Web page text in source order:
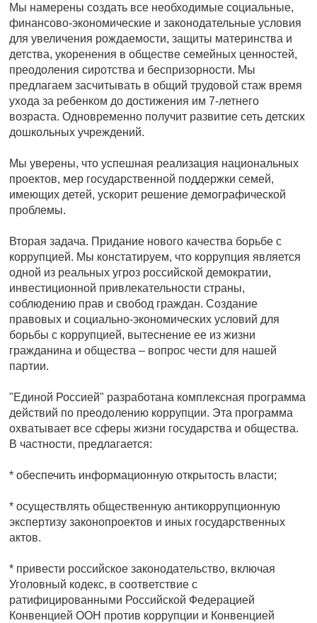
Мы намерены создать все необходимые социальные,
финансово-экономические и законодательные условия
для увеличения рождаемости, защиты материнства и
детства, укоренения в обществе семейных ценностей,
преодоления сиротства и беспризорности. Мы
предлагаем засчитывать в общий трудовой стаж время
ухода за ребенком до достижения им 7-летнего
возраста. Одновременно получит развитие сеть детских
дошкольных учреждений.
Мы уверены, что успешная реализация национальных
проектов, мер государственной поддержки семей,
имеющих детей, ускорит решение демографической
проблемы.
Вторая задача. Придание нового качества борьбе с
коррупцией. Мы констатируем, что коррупция является
одной из реальных угроз российской демократии,
инвестиционной привлекательности страны,
соблюдению прав и свобод граждан. Создание
правовых и социально-экономических условий для
борьбы с коррупцией, вытеснение ее из жизни
гражданина и общества – вопрос чести для нашей
партии.
"Единой Россией" разработана комплексная программа
действий по преодолению коррупции. Эта программа
охватывает все сферы жизни государства и общества.
В частности, предлагается:
* обеспечить информационную открытость власти;
* осуществлять общественную антикоррупционную
экспертизу законопроектов и иных государственных
актов.
* привести российское законодательство, включая
Уголовный кодекс, в соответствие с
ратифицированными Российской Федерацией
Конвенцией ООН против коррупции и Конвенцией